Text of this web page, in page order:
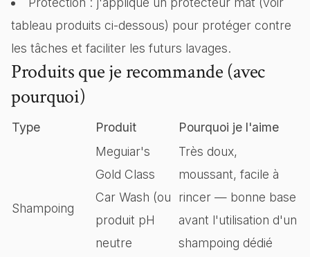
tableau produits ci-dessous) pour protéger contre
les tâches et faciliter les futurs lavages.
Produits que je recommande (avec
pourquoi)
Type Produit Pourquoi je l'aime
Shampoing
Meguiar's
Gold Class
Car Wash (ou
produit pH
neutre
Très doux,
moussant, facile à
rincer — bonne base
avant l'utilisation d'un
shampoing dédié